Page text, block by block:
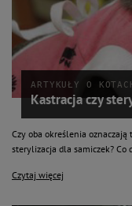
ARTYKUŁY O
Kastracja czy
Czy oba określenia oznaczają
sterylizacja dla samiczek? Co
Czytaj więcej